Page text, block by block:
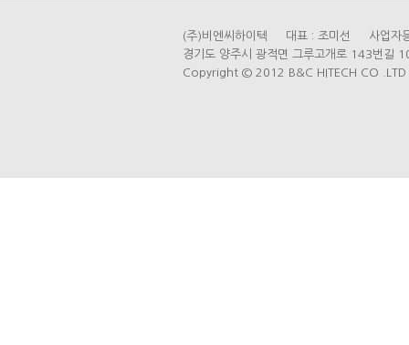
(주)비엔씨하이텍 대표 : 조미선 사업자
경기도 양주시 광적면 그루고개로 143
Copyright © 2012 B&C HITECH CO